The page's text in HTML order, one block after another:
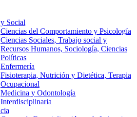
Social
Ciencias del Comportamiento y Psicología
Ciencias Sociales, Trabajo social y
Recursos Humanos, Sociología, Ciencias
Políticas
Enfermería
Fisioterapia, Nutrición y Dietética, Terapia
Ocupacional
Medicina y Odontología
Interdisciplinaria